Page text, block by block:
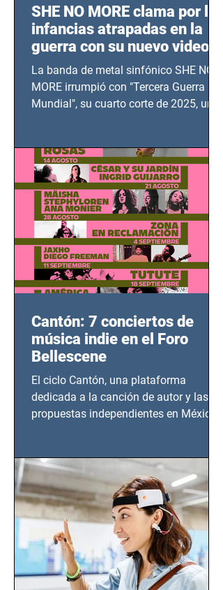
SHE NO MORE clama por las
infancias atrapadas en la
guerra con su nuevo video
TERCERA GUERRA
MUNDIAL
La banda de metal sinfónico SHE NO
MORE irrumpió con "Tercera Guerra
Mundial", su cuarto corte de 2025, un
bélicos.
Cantón: 7 conciertos de
música indie en el Foro
Bellescene
El ciclo Cantón, una plataforma
dedicada a la canción de autor y las
propuestas independientes en México,
CDMX), todos los miércoles a partir del
14 de agosto al 25 de septiembre, a las
20:00 horas.